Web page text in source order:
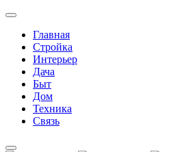
Главная
Стройка
Интерьер
Дача
Быт
Дом
Техника
Связь